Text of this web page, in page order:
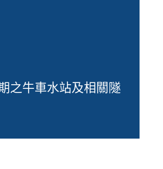
之牛車水站及相關隧